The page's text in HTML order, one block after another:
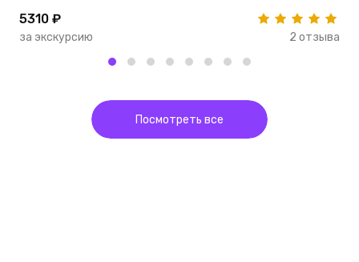
5310 ₽
за экскурсию 2 отзыва
Посмотреть все